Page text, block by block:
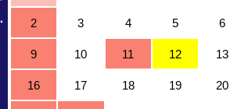
2 3 4 5 6
9 10 11 12 13
16 17 18 19 20